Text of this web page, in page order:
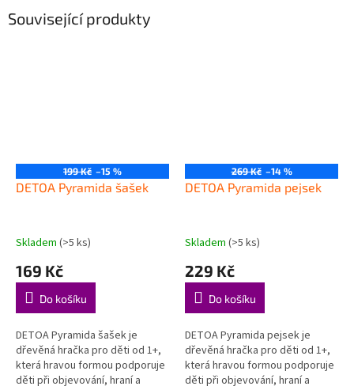
Související produkty
199 Kč –15 %
DETOA Pyramida šašek
Skladem (>5 ks)
169 Kč
Do košíku
DETOA Pyramida šašek je
dřevěná hračka pro děti od 1+,
která hravou formou podporuje
děti při objevování, hraní a
269 Kč –14 %
DETOA Pyramida pejsek
Skladem (>5 ks)
229 Kč
Do košíku
DETOA Pyramida pejsek je
dřevěná hračka pro děti od 1+,
která hravou formou podporuje
děti při objevování, hraní a